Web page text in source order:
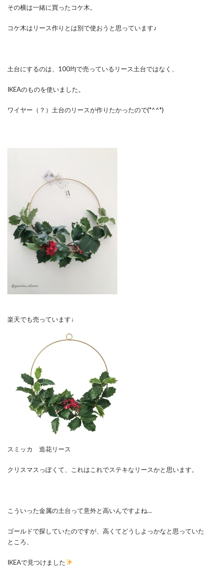
その横は一緒に買ったコケ木。
コケ木はリース作りとは別で使おうと思っています♪
土台にするのは、100均で売っているリース土台ではなく、
IKEAのものを使いました。
ワイヤー（？）土台のリースが作りたかったので(*^^*)
楽天でも売っています↓
スミッカ 造花リース
クリスマスっぽくて、これはこれでステキなリースかと思います。
こういった金属の土台って意外と高いんですよね…
ゴールドで探していたのですが、高くてどうしよっかなと思っていた
ところ、
IKEAで見つけました